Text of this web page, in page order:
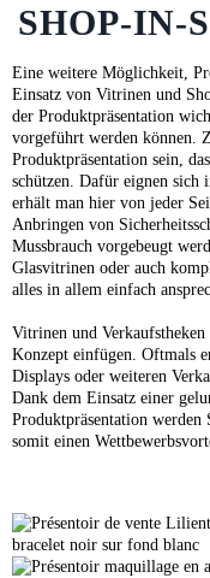
SHOP-IN-
Eine weitere Möglichkeit,
Einsatz von Vitrinen und
der Produktpräsentation
vorgeführt werden können.
Produktpräsentation sein,
schützen. Dafür eignen sich
erhält man hier von jeder
Anbringen von
Mussbrauch vorgebeugt
Glasvitrinen oder auch
alles in allem einfach
Vitrinen und Verkaufstheken
Konzept einfügen. Oftmals
Displays oder weiteren
Dank dem Einsatz einer
Produktpräsentation werden
somit einen